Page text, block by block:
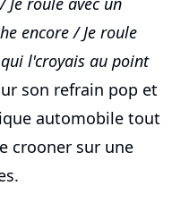
encore / Je roule
l'croyais au point
son refrain pop et
automobile tout
crooner sur une